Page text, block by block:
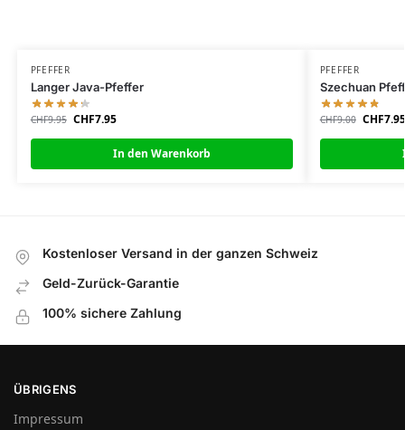
PFEFFER
Langer Java-Pfeffer
CHF9.95 CHF7.95
In den Warenkorb
PFEFFER
Szechuan
CHF9.00 CHF7.95
Kostenloser Versand in der ganzen Schweiz
Geld-Zurück-Garantie
100% sichere Zahlung
ÜBRIGENS
Impressum